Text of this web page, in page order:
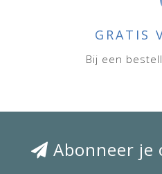
GRATIS
Bij een
Abonneer je